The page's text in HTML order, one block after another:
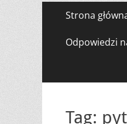
Menu
zawartości
Strona
Odpowiedzi
Tag: